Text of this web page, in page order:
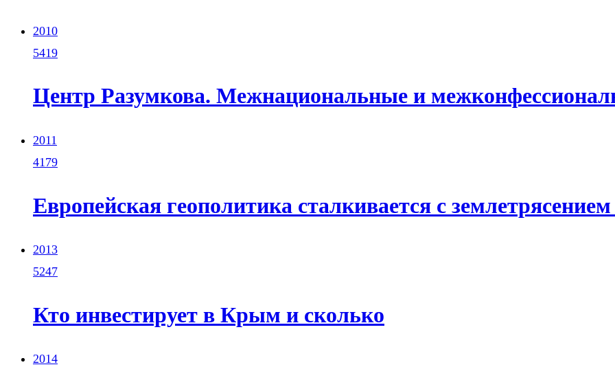
2010
5419
Центр Разумкова. Межнациональные и
2011
4179
Европейская геополитика сталкивается с
2013
5247
Кто инвестирует в Крым и сколько
2014